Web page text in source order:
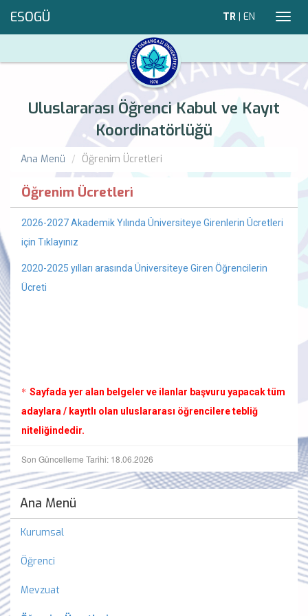
ESOGÜ TR | EN
Uluslararası Öğrenci Kabul ve Kayıt
Koordinatörlüğü
Ana Menü Öğrenim Ücretleri
Öğrenim Ücretleri
2026-2027 Akademik Yılında Üniversiteye Girenlerin Ücretleri
için Tıklayınız
2020-2025 yılları arasında Üniversiteye Giren Öğrencilerin
Ücreti
* Sayfada yer alan belgeler ve ilanlar başvuru yapacak tüm
adaylara / kayıtlı olan uluslararası öğrencilere tebliğ
niteliğindedir.
Son Güncelleme Tarihi: 18.06.2026
Ana Menü
Kurumsal
Öğrenci
Mevzuat